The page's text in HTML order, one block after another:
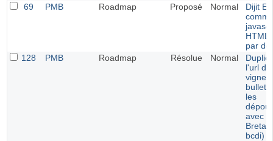
69
PMB Roadmap Proposé Normal
Dijit
HTML
par
128
PMB Roadmap Résolue Normal
l'url de
les
avec
bcdi)